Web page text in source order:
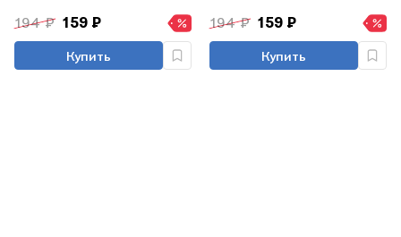
194 ₽ 159 ₽
Купить
194 ₽ 159 ₽
Купить